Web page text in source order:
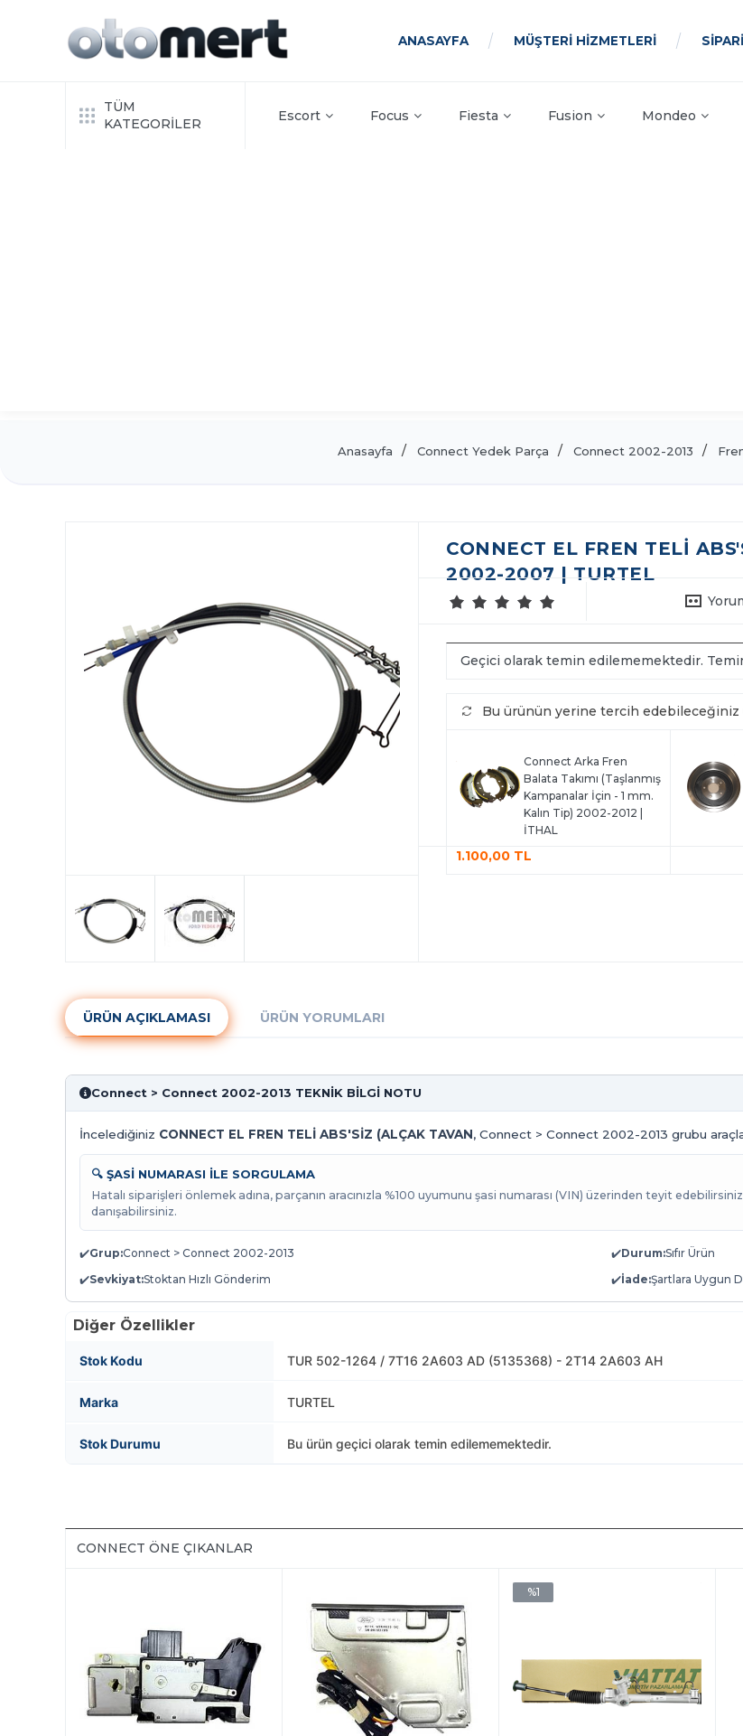
ANASAYFA MÜŞTERİ HİZMETLERİ
TÜM
KATEGORİLER
Escort Focus Fiesta Fusion Mondeo
Anasayfa Connect Yedek Parça Connect 2002-2013
CONNECT EL FREN TELI
2002-2007 | TURTEL
Geçici olarak temin edilememektedir.
Bu ürünün yerine tercih
Connect Arka Fren
Balata Takımı (Taşlanmış
Kampanalar İçin - 1 mm.
Kalın Tip) 2002-2012 |
İTHAL
1.100,00 TL
ÜRÜN AÇIKLAMASI ÜRÜN YORUMLARI
Connect > Connect 2002-2013 TEKNİK BİLGİ NOTU
İncelediğiniz CONNECT EL FREN TELİ ABS'SİZ (ALÇAK TAVAN, Connect > Connect 2002-2013 grubu
🔍 ŞASİ NUMARASI İLE SORGULAMA
Hatalı siparişleri önlemek adına, parçanın aracınızla %100 uyumunu şasi numarası (VIN) üzerinden teyit
danışabilirsiniz.
✔️Grup:Connect > Connect 2002-2013 ✔️Durum:Sıfır Ürün
✔️Sevkiyat:Stoktan Hızlı Gönderim ✔️İade:Şartlara Uygun
Diğer Özellikler
Stok Kodu TUR 502-1264 / 7T16 2A603 AD (5135368) - 2T14 2A603 AH
Marka TURTEL
Stok Durumu Bu ürün geçici olarak temin edilememektedir.
CONNECT ÖNE ÇIKANLAR
%1